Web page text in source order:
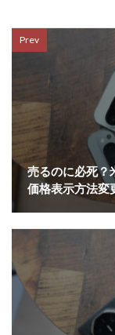
Prev
売るのに必死？
価格表示方法変